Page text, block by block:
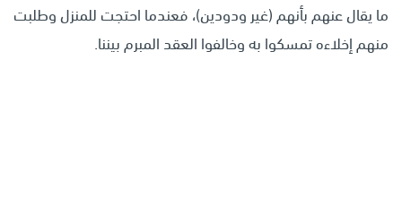
ما يقال عنهم بأنهم (غير ودودين)، فعندما احتجت للمنزل وطلبت
منهم إخلاءه تمسكوا به وخالفوا العقد المبرم بيننا.